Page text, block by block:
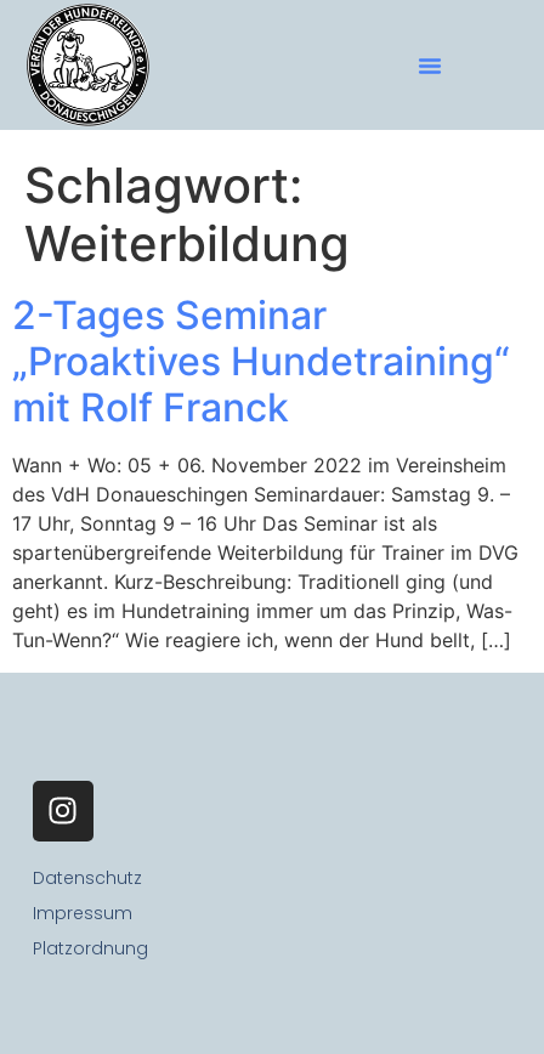
Schlagwort:
Weiterbildung
2-Tages Seminar
„Proaktives Hundetraining“
mit Rolf Franck
Wann + Wo: 05 + 06. November 2022 im Vereinsheim
des VdH Donaueschingen Seminardauer: Samstag 9. –
17 Uhr, Sonntag 9 – 16 Uhr Das Seminar ist als
spartenübergreifende Weiterbildung für Trainer im DVG
anerkannt. Kurz-Beschreibung: Traditionell ging (und
geht) es im Hundetraining immer um das Prinzip, Was-
Tun-Wenn?“ Wie reagiere ich, wenn der Hund bellt, […]
Datenschutz
Impressum
Platzordnung